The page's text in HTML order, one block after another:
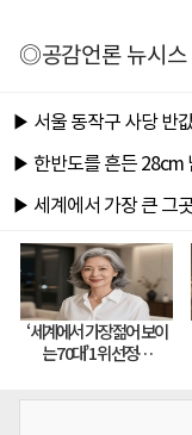
◎공감언론 뉴시스